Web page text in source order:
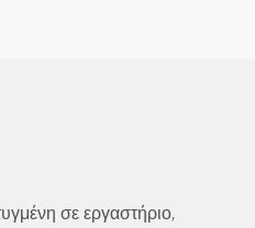
σε εργαστήριο,